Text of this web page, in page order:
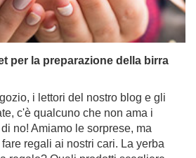
per la preparazione della birra
i lettori del nostro blog e gli
c'è qualcuno che non ama i
no! Amiamo le sorprese, ma
regali ai nostri cari. La yerba